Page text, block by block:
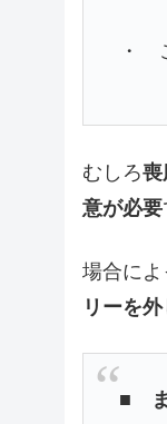
・
むしろ喪
意が必要
場合によ
リーを外
■ ま